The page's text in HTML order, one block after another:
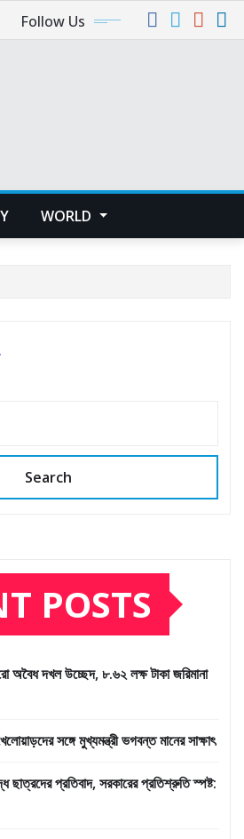
Follow Us
WORLD
Search
POSTS
অবৈধ দখল উচ্ছেদ, ৮.৬২ লক্ষ টাকা জরিমানা
সঙ্গে মুখ্যমন্ত্রী ভগবন্ত মানের সাক্ষাৎ
ছাত্রদের প্রতিবাদ, সরকারের প্রতিশ্রুতি স্পষ্ট: